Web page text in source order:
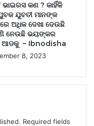
ଭାଇରସ କଣ ? କାହିଁକି
ଯୁବତୀ ମାନଙ୍କ
ଅଧିକ ଦେଖା ଦେଉଛି
ନେଉଛି ଭୟଙ୍କର
ଆଡକୁ – Ibnodisha
8, 2023
Required fields